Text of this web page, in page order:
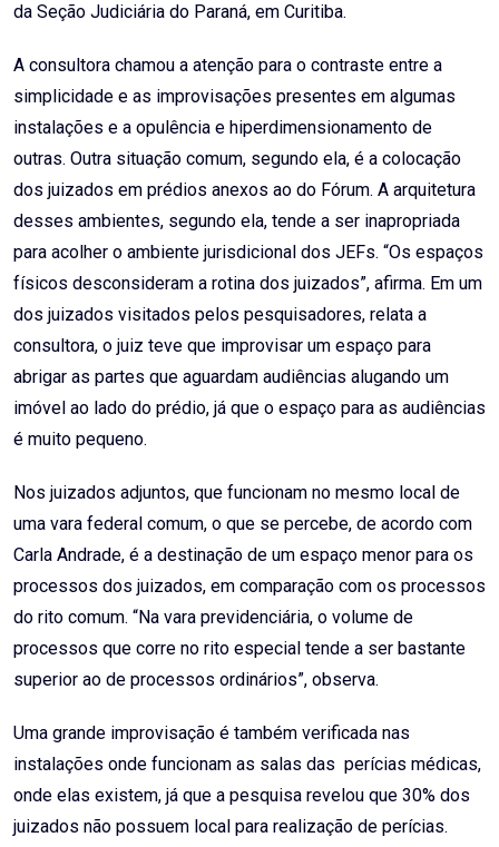
da Seção Judiciária do Paraná, em Curitiba.
A consultora chamou a atenção para o contraste entre a
simplicidade e as improvisações presentes em algumas
instalações e a opulência e hiperdimensionamento de
outras. Outra situação comum, segundo ela, é a colocação
dos juizados em prédios anexos ao do Fórum. A arquitetura
desses ambientes, segundo ela, tende a ser inapropriada
para acolher o ambiente jurisdicional dos JEFs. “Os espaços
físicos desconsideram a rotina dos juizados”, afirma. Em um
dos juizados visitados pelos pesquisadores, relata a
consultora, o juiz teve que improvisar um espaço para
abrigar as partes que aguardam audiências alugando um
imóvel ao lado do prédio, já que o espaço para as audiências
é muito pequeno.
Nos juizados adjuntos, que funcionam no mesmo local de
uma vara federal comum, o que se percebe, de acordo com
Carla Andrade, é a destinação de um espaço menor para os
processos dos juizados, em comparação com os processos
do rito comum. “Na vara previdenciária, o volume de
processos que corre no rito especial tende a ser bastante
superior ao de processos ordinários”, observa.
Uma grande improvisação é também verificada nas
instalações onde funcionam as salas das perícias médicas,
onde elas existem, já que a pesquisa revelou que 30% dos
juizados não possuem local para realização de perícias.